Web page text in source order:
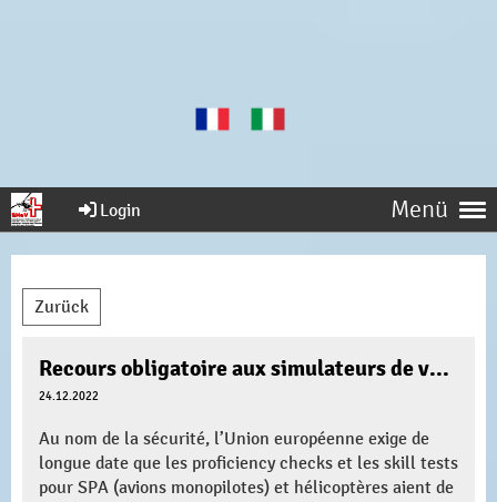
Menü
Login
Zurück
Recours obligatoire aux simulateurs de vol pour les proficiency checks ou les skill tests des pilotes
24.12.2022
Au nom de la sécurité, l’Union européenne exige de
longue date que les proficiency checks et les skill tests
pour SPA (avions monopilotes) et hélicoptères aient de